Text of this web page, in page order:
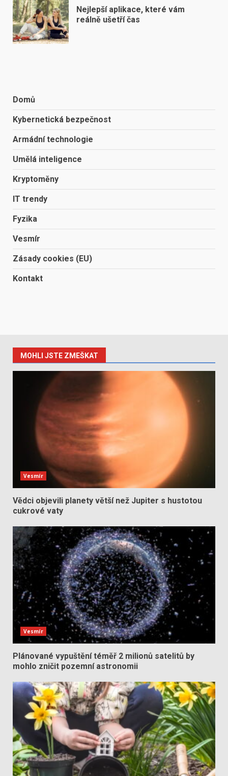
Nejlepší aplikace, které vám
reálně ušetří čas
Domů
Kybernetická bezpečnost
Armádní technologie
Umělá inteligence
Kryptoměny
IT trendy
Fyzika
Vesmír
Zásady cookies (EU)
Kontakt
MOHLI JSTE ZMEŠKAT
Vesmír
Vědci objevili planety větší než Jupiter s hustotou
cukrové vaty
Vesmír
Plánované vypuštění téměř 2 milionů satelitů by
mohlo zničit pozemní astronomii